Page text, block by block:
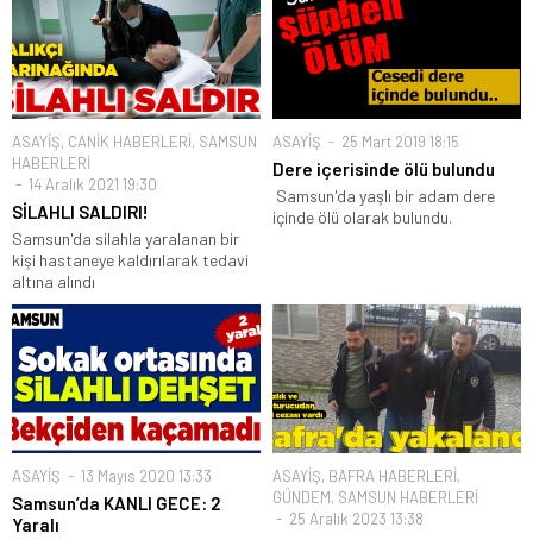
ASAYİŞ, CANİK HABERLERİ, SAMSUN
HABERLERİ
14 Aralık 2021 19:30
SİLAHLI SALDIRI!
Samsun'da silahla yaralanan bir
kişi hastaneye kaldırılarak tedavi
altına alındı
ASAYİŞ 25 Mart 2019 18:15
Dere içerisinde ölü bulundu
Samsun'da yaşlı bir adam dere
içinde ölü olarak bulundu.
ASAYİŞ 13 Mayıs 2020 13:33
Samsun’da KANLI GECE: 2
Yaralı
ASAYİŞ, BAFRA HABERLERİ,
GÜNDEM, SAMSUN HABERLERİ
25 Aralık 2023 13:38